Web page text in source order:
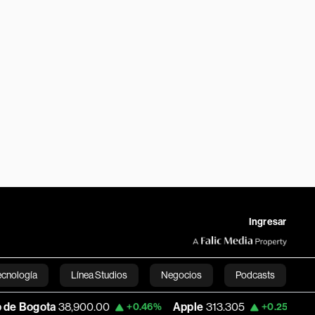
Ingresar
Línea Studios Negocios Podcasts
English
38,900.00 +0.46% Apple 313.305 +0.25% USD COP